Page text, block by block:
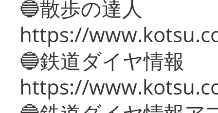
🔵散歩の達人
https://
🔵鉄道ダイヤ情報
https://